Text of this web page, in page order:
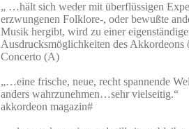
„ …hält sich weder mit überflüssigen
erzwungenen Folklore-, oder bewußte
Musik hergibt, wird zu einer
Ausdrucksmöglichkeiten des
Concerto (A)
„…eine frische, neue, recht spannende
anders wahrzunehmen…sehr vielseitig.“
akkordeon magazin#